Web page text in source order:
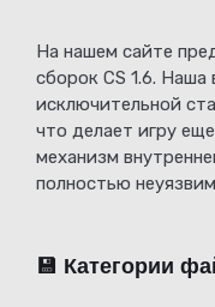
На нашем сайте
сборок CS 1.6. Наша
исключительной
что делает игру
механизм
полностью
💾 Категории